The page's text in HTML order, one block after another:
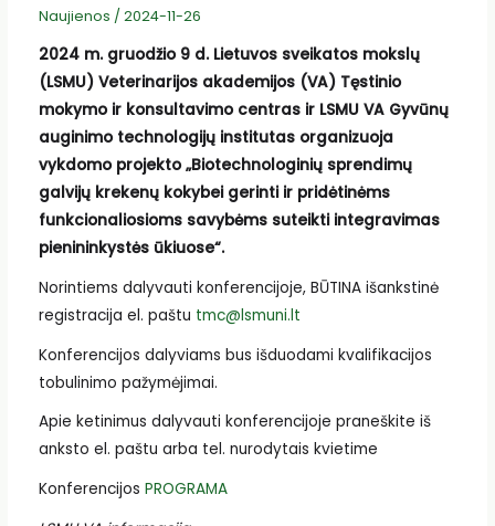
Naujienos / 2024-11-26
2024 m. gruodžio 9 d. Lietuvos sveikatos mokslų
(LSMU) Veterinarijos akademijos (VA) Tęstinio
mokymo ir konsultavimo centras ir LSMU VA Gyvūnų
auginimo technologijų institutas organizuoja
vykdomo projekto „Biotechnologinių sprendimų
galvijų krekenų kokybei gerinti ir pridėtinėms
funkcionaliosioms savybėms suteikti integravimas
pienininkystės ūkiuose“.
Norintiems dalyvauti konferencijoje, BŪTINA išankstinė
registracija el. paštu tmc@lsmuni.lt
Konferencijos dalyviams bus išduodami kvalifikacijos
tobulinimo pažymėjimai.
Apie ketinimus dalyvauti konferencijoje praneškite iš
anksto el. paštu arba tel. nurodytais kvietime
Konferencijos PROGRAMA